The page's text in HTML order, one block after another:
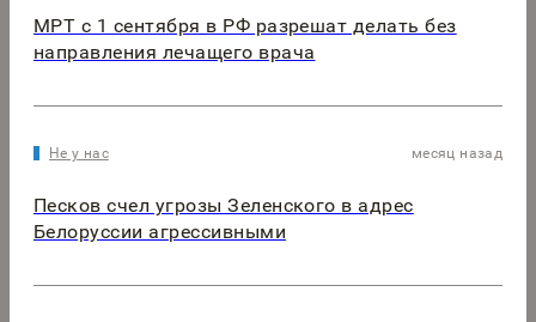
МРТ с 1 сентября в РФ разрешат делать без
направления лечащего врача
Не у нас месяц назад
Песков счел угрозы Зеленского в адрес
Белоруссии агрессивными